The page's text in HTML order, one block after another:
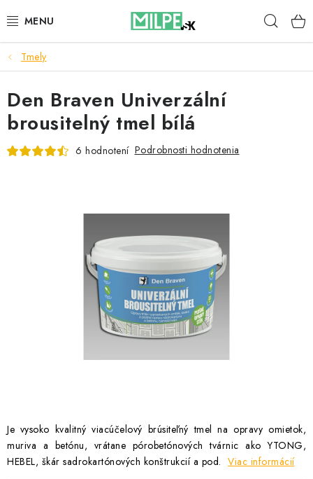
na
STREŠNÉ OKNÁ
PODKROVNÉ SCHODY
DOM A ZÁHRADA
Reklamace a vrácení zboží
Zásady používania súborov cookie
Podmínky ochrany osobních údajů
Obchodní podmínky
Tmely
Je vysoko kvalitný viacúčelový brúsiteľný tmel na opravy omietok,
muriva a betónu, vrátane pórobetónových tvárnic ako YTONG,
HEBEL, škár sadrokartónových konštrukcií a pod. Viac informácií
Den Braven Univerzální
brousitelný tmel bílá
6 hodnotení Podrobnosti hodnotenia